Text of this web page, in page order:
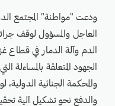
ودعت "مواطنة" المجتمع
العاجل والمسؤول لوقف
الدم وآلة الدمار في قطاع
الجهود المتعلقة
والمحكمة الجنائية
والدفع نحو تشكيل آلية